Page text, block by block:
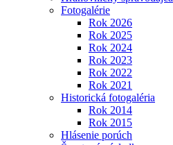
Fotogalérie
Rok 2026
Rok 2025
Rok 2024
Rok 2023
Rok 2022
Rok 2021
Historická fotogaléria
Rok 2014
Rok 2015
Hlásenie porúch